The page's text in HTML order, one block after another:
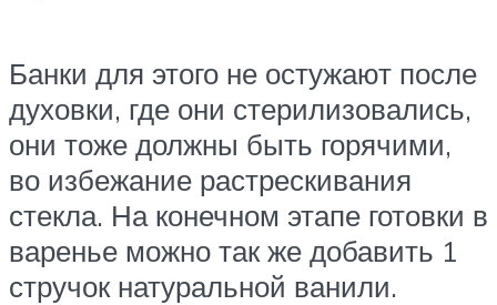
Банки для этого не остужают после
духовки, где они стерилизовались,
они тоже должны быть горячими,
во избежание растрескивания
стекла. На конечном этапе готовки в
варенье можно так же добавить 1
стручок натуральной ванили.